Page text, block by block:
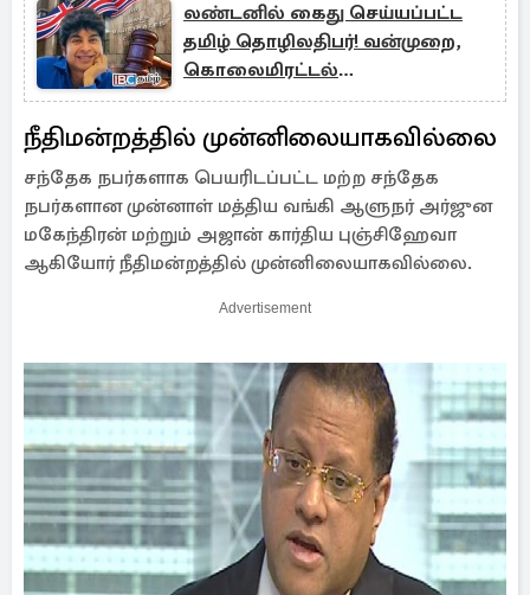
லண்டனில் கைது செய்யப்பட்ட
தமிழ் தொழிலதிபர்! வன்முறை,
கொலைமிரட்டல்
குற்றச்சாட்டுகள்!!
நீதிமன்றத்தில் முன்னிலையாகவில்லை
சந்தேக நபர்களாக பெயரிடப்பட்ட மற்ற சந்தேக
நபர்களான முன்னாள் மத்திய வங்கி ஆளுநர் அர்ஜுன
மகேந்திரன் மற்றும் அஜான் கார்திய புஞ்சிஹேவா
ஆகியோர் நீதிமன்றத்தில் முன்னிலையாகவில்லை.
Advertisement